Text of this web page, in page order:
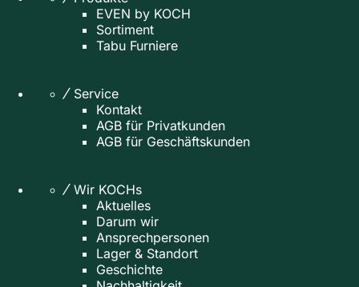
EVEN by KOCH
Sortiment
Tabu Furniere
Service
Kontakt
AGB für Privatkunden
AGB für Geschäftskunden
Wir KOCHs
Aktuelles
Darum wir
Ansprechpersonen
Lager & Standort
Geschichte